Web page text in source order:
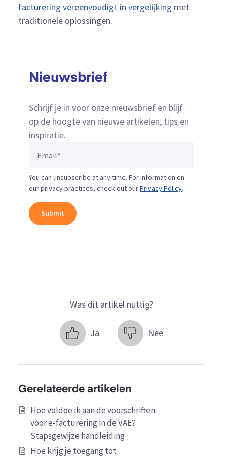
facturering vereenvoudigt in vergelijking met
traditionele oplossingen.
Nieuwsbrief
Schrijf je in voor onze nieuwsbrief en blijf
op de hoogte van nieuwe artikelen, tips en
inspiratie.
You can unsubscribe at any time. For information on
our privacy practices, check out ourPrivacy Policy.
Was dit artikel nuttig?
Ja Nee
Gerelateerde artikelen
Hoe voldoe ik aan de voorschriften
voor e-facturering in de VAE?
Stapsgewijze handleiding
Hoe krijg je toegang tot